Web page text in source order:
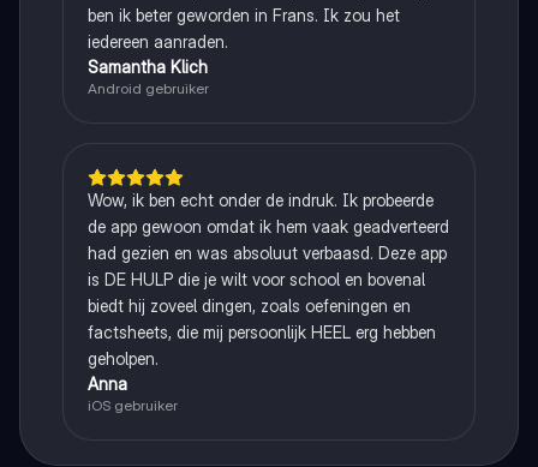
ben ik beter geworden in Frans. Ik zou het
iedereen aanraden.
Samantha Klich
Android gebruiker
Wow, ik ben echt onder de indruk. Ik probeerde
de app gewoon omdat ik hem vaak geadverteerd
had gezien en was absoluut verbaasd. Deze app
is DE HULP die je wilt voor school en bovenal
biedt hij zoveel dingen, zoals oefeningen en
factsheets, die mij persoonlijk HEEL erg hebben
geholpen.
Anna
iOS gebruiker